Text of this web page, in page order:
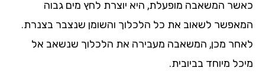
המשאבה מופעלת, היא יוצרת לחץ מים גבוה
לשאוב את כל הלכלוך והשומן שנצבר בצנרת.
מכן, המשאבה מעבירה את הלכלוך שנשאב אל
מיוחד בביובית.